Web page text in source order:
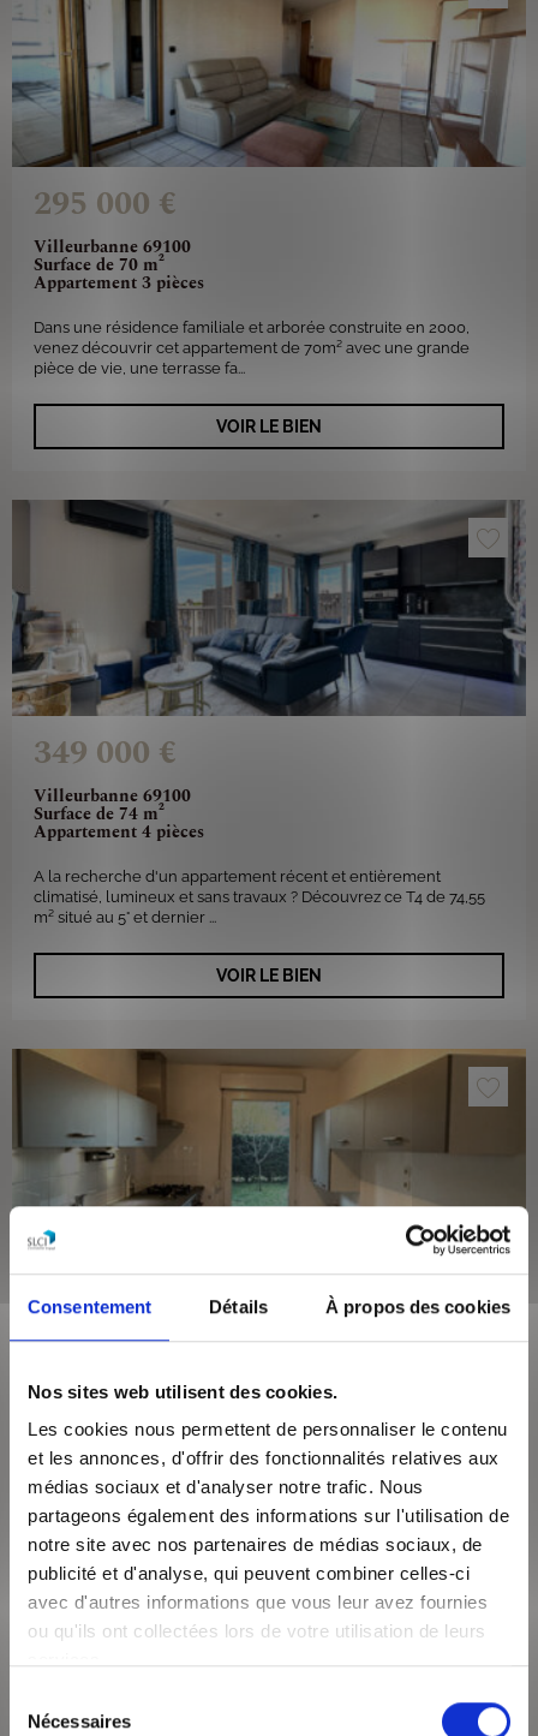
Consentement Détails À propos des cookies
Nos sites web utilisent des cookies.
Les cookies nous permettent de personnaliser le contenu
et les annonces, d'offrir des fonctionnalités relatives aux
médias sociaux et d'analyser notre trafic. Nous
partageons également des informations sur l'utilisation de
notre site avec nos partenaires de médias sociaux, de
publicité et d'analyse, qui peuvent combiner celles-ci
avec d'autres informations que vous leur avez fournies
ou qu'ils ont collectées lors de votre utilisation de leurs
Nécessaires
Villeurbanne 69100
Surface de 70 m²
Appartement 3 pièces
295 000 €
Dans une résidence familiale et arborée construite en 2000,
venez découvrir cet appartement de 70m² avec une grande
pièce de vie, une terrasse fa...
VOIR LE BIEN
Villeurbanne 69100
Surface de 74 m²
Appartement 4 pièces
349 000 €
A la recherche d'un appartement récent et entièrement
climatisé, lumineux et sans travaux ? Découvrez ce T4 de 74,55
m² situé au 5° et dernier ...
VOIR LE BIEN
Lyon 69110
Appartement 2 pièces
220 000 €
Dans une copropriété calme et sécurisée, un appartement de
terrasse de 15m². Le ...
VOIR LE BIEN